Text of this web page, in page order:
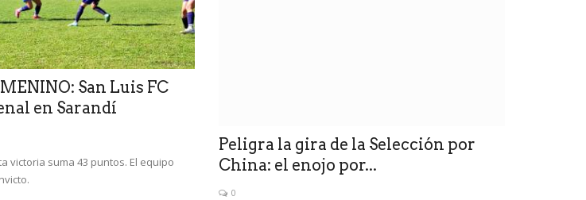
San Luis FC
en Sarandí
victoria suma 43 puntos. El equipo
y voto...
Peligra la gira de la Selección por
China: el enojo por...
0